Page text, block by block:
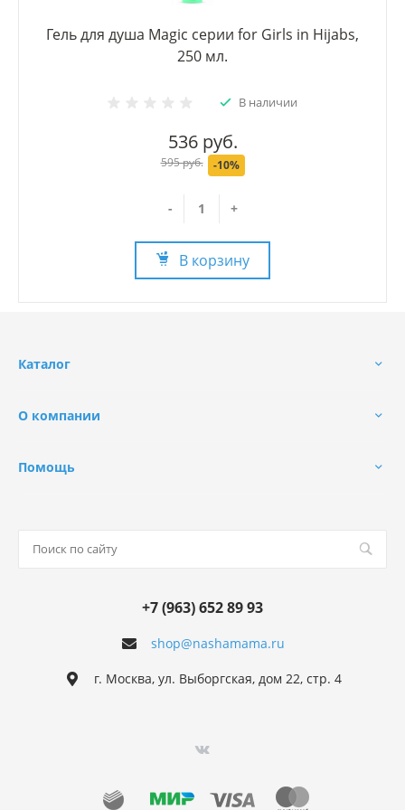
Гель для душа Magic серии for Girls in Hijabs,
250 мл.
В наличии
536 руб.
595 руб. -10%
- +
В корзину
Каталог
О компании
Помощь
shop@nashamama.ru
+7 (963) 652 89 93
г. Москва, ул. Выборгская, дом 22, стр. 4